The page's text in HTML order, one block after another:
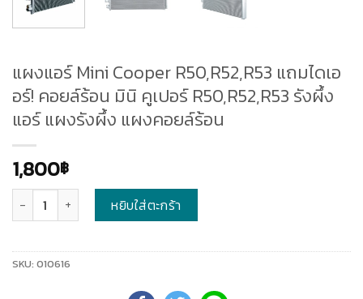
แผงแอร์ Mini Cooper R50,R52,R53 แถมไดเอ
อร์! คอยล์ร้อน มินิ คูเปอร์ R50,R52,R53 รังผึ้ง
แอร์ แผงรังผึ้ง แผงคอยล์ร้อน
1,800฿
หยิบใส่ตะกร้า
SKU: 010616